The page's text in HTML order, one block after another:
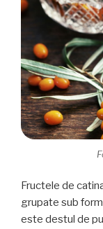
Fructele de
grupate sub
este destul de